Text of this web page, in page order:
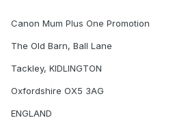
Canon Mum Plus One Promotion
The Old Barn, Ball Lane
Tackley, KIDLINGTON
Oxfordshire OX5 3AG
ENGLAND